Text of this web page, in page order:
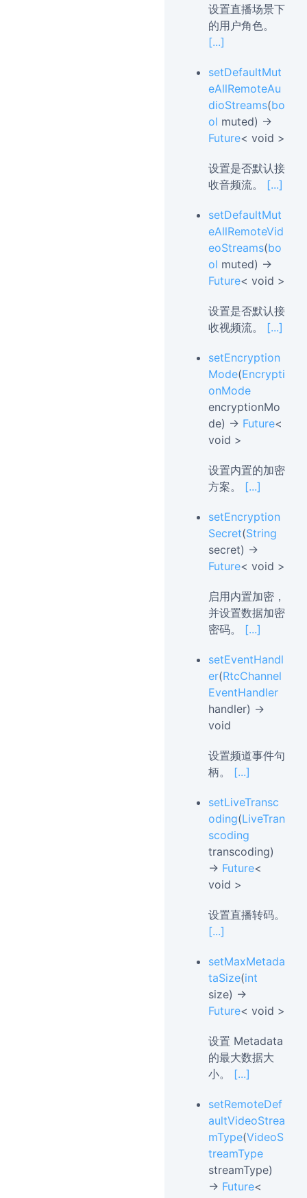
设置直播场景下
的用户角色。
[...]
setDefaultMut
eAllRemoteAu
dioStreams(bo
ol muted) →
Future< void >
设置是否默认接
收音频流。 [...]
setDefaultMut
eAllRemoteVid
eoStreams(bo
ol muted) →
Future< void >
设置是否默认接
收视频流。 [...]
setEncryption
Mode(Encrypti
onMode
encryptionMo
de) → Future<
void >
设置内置的加密
方案。 [...]
setEncryption
Secret(String
secret) →
Future< void >
启用内置加密，
并设置数据加密
密码。 [...]
setEventHandl
er(RtcChannel
EventHandler
handler) →
void
设置频道事件句
柄。 [...]
setLiveTransc
oding(LiveTran
scoding
transcoding)
→ Future<
void >
设置直播转码。
[...]
setMaxMetada
taSize(int
size) →
Future< void >
设置 Metadata
的最大数据大
小。 [...]
setRemoteDef
aultVideoStrea
mType(VideoS
treamType
streamType)
→ Future<